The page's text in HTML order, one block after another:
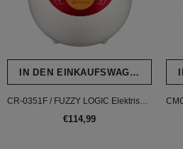
IN DEN EINKAUFSWAGEN LEGEN
CR-0351F / FUZZY LOGIC Elektrischer Heizmethode Reiskocher
€114,99